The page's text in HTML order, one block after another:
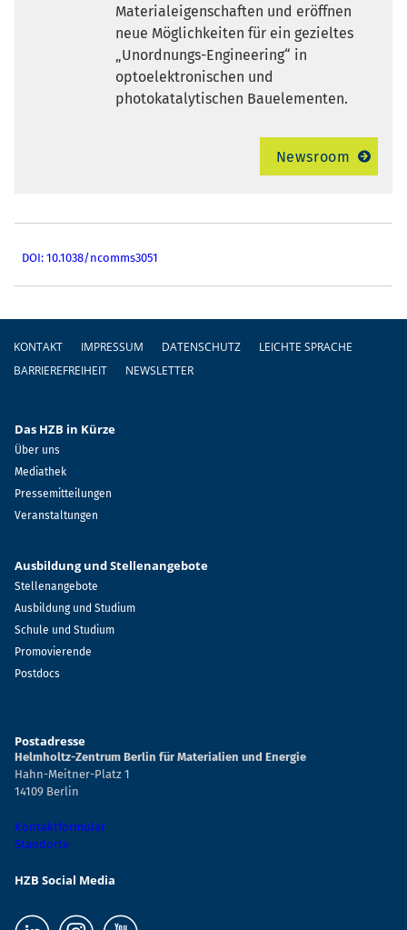
Materialeigenschaften und eröffnen
neue Möglichkeiten für ein gezieltes
Unordnungs-Engineering“ in
optoelektronischen und
photokatalytischen Bauelementen.
Newsroom
DOI: 10.1038/ncomms3051
Fußzeile
KONTAKT IMPRESSUM DATENSCHUTZ
LEICHTE SPRACHE
BARRIEREFREIHEIT
NEWSLETTER
Das HZB in Kürze
Über uns
Mediathek
Pressemitteilungen
Veranstaltungen
Ausbildung und Stellenangebote
Stellenangebote
Ausbildung und Studium
Schule und Studium
Promovierende
Postdocs
Postadresse
Helmholtz-Zentrum Berlin für Materialien und Energie
Hahn-Meitner-Platz 1
14109 Berlin
Kontaktformular
Standorte
HZB Social Media